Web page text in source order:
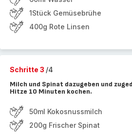
1Stück Gemüsebrühe
400g Rote Linsen
Schritte 3 /4
Milch und Spinat dazugeben und
Hitze 10 Minuten kochen.
50ml Kokosnussmilch
200g Frischer Spinat